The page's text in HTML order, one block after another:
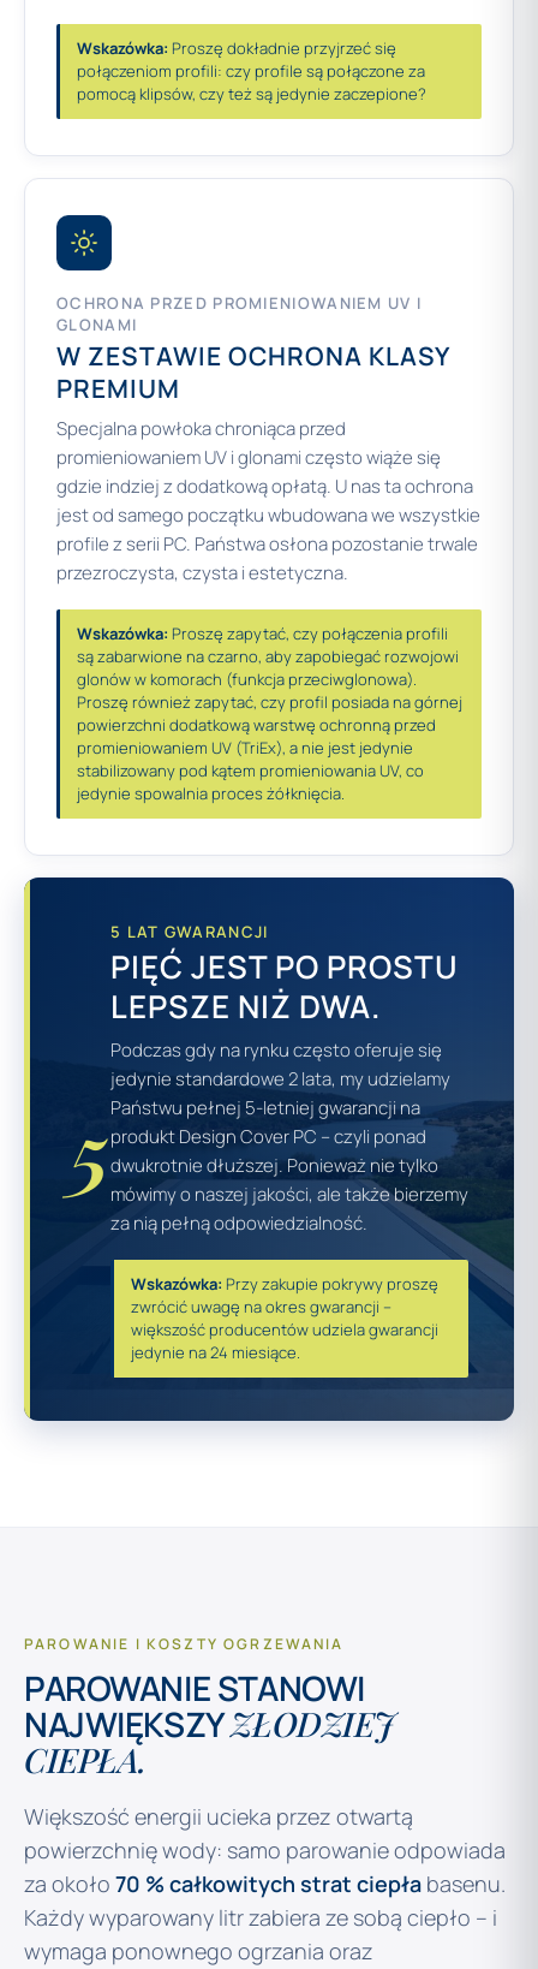
Wskazówka: Proszę dokładnie przyjrzeć się
połączeniom profili: czy profile są połączone za
pomocą klipsów, czy też są jedynie zaczepione?
OCHRONA PRZED PROMIENIOWANIEM UV I
GLONAMI
W ZESTAWIE OCHRONA KLASY
PREMIUM
Specjalna powłoka chroniąca przed
promieniowaniem UV i glonami często wiąże się
gdzie indziej z dodatkową opłatą. U nas ta ochrona
jest od samego początku wbudowana we wszystkie
profile z serii PC. Państwa osłona pozostanie trwale
przezroczysta, czysta i estetyczna.
Wskazówka: Proszę zapytać, czy połączenia profili
są zabarwione na czarno, aby zapobiegać rozwojowi
glonów w komorach (funkcja przeciwglonowa).
Proszę również zapytać, czy profil posiada na górnej
powierzchni dodatkową warstwę ochronną przed
promieniowaniem UV (TriEx), a nie jest jedynie
stabilizowany pod kątem promieniowania UV, co
jedynie spowalnia proces żółknięcia.
5
5 LAT GWARANCJI
PIĘĆ JEST PO PROSTU
LEPSZE NIŻ DWA.
Podczas gdy na rynku często oferuje się
jedynie standardowe 2 lata, my udzielamy
Państwu pełnej 5-letniej gwarancji na
produkt Design Cover PC – czyli ponad
dwukrotnie dłuższej. Ponieważ nie tylko
mówimy o naszej jakości, ale także bierzemy
za nią pełną odpowiedzialność.
Wskazówka: Przy zakupie pokrywy proszę
zwrócić uwagę na okres gwarancji –
większość producentów udziela gwarancji
jedynie na 24 miesiące.
PAROWANIE I KOSZTY OGRZEWANIA
PAROWANIE STANOWI
NAJWIĘKSZYZŁODZIEJ
CIEPŁA.
Większość energii ucieka przez otwartą
powierzchnię wody: samo parowanie odpowiada
za około 70 % całkowitych strat ciepła basenu.
Każdy wyparowany litr zabiera ze sobą ciepło – i
wymaga ponownego ogrzania oraz